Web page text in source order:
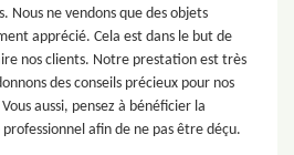
Nous ne vendons que des objets
apprécié. Cela est dans le but de
nos clients. Notre prestation est très
des conseils précieux pour nos
aussi, pensez à bénéficier la
afin de ne pas être déçu.